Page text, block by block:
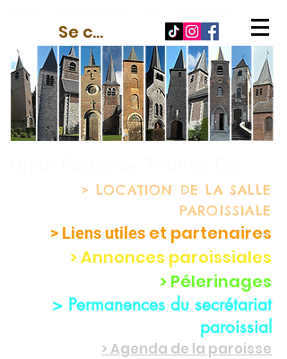
Se connecter
> LOCATION DE LA SALLE
PAROISSIALE
> Liens utiles et partenaires
> Annonces paroissiales
> Pélerinages
> Permanences du secrétariat
paroissial
> Agenda de la paroisse